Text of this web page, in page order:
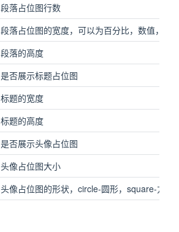
段落占位图行数
段落占位图的宽度，可以为百分比，数值，带
段落的高度
是否展示标题占位图
标题的宽度
标题的高度
是否展示头像占位图
头像占位图大小
头像占位图的形状，circle-圆形，square-方形